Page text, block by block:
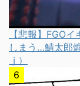
【悲報】FGO
しまう…鯖太郎
ｊ）